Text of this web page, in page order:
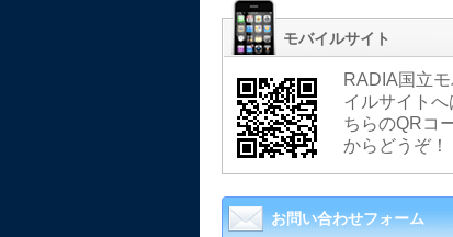
モバイルサイト
RADIA国立
イルサイトへ
ちらのQRコ
からどうぞ！
お問い合わせフォーム